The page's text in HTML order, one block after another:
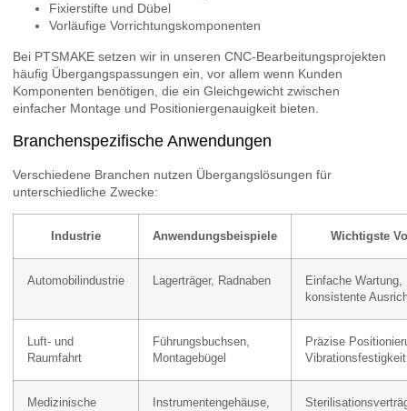
Fixierstifte und Dübel
Vorläufige Vorrichtungskomponenten
Bei PTSMAKE setzen wir in unseren CNC-Bearbeitungsprojekten
häufig Übergangspassungen ein, vor allem wenn Kunden
Komponenten benötigen, die ein Gleichgewicht zwischen
einfacher Montage und Positioniergenauigkeit bieten.
Branchenspezifische Anwendungen
Verschiedene Branchen nutzen Übergangslösungen für
unterschiedliche Zwecke:
Industrie Anwendungsbeispiele Wichtigste
Automobilindustrie Lagerträger, Radnaben
Einfache Wartung,
konsistente
Luft- und
Raumfahrt
Führungsbuchsen,
Montagebügel
Präzise
Vibrationsfestigkeit
Medizinische
Instrumentengehäuse,